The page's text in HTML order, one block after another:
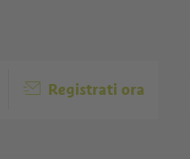
Registrati ora